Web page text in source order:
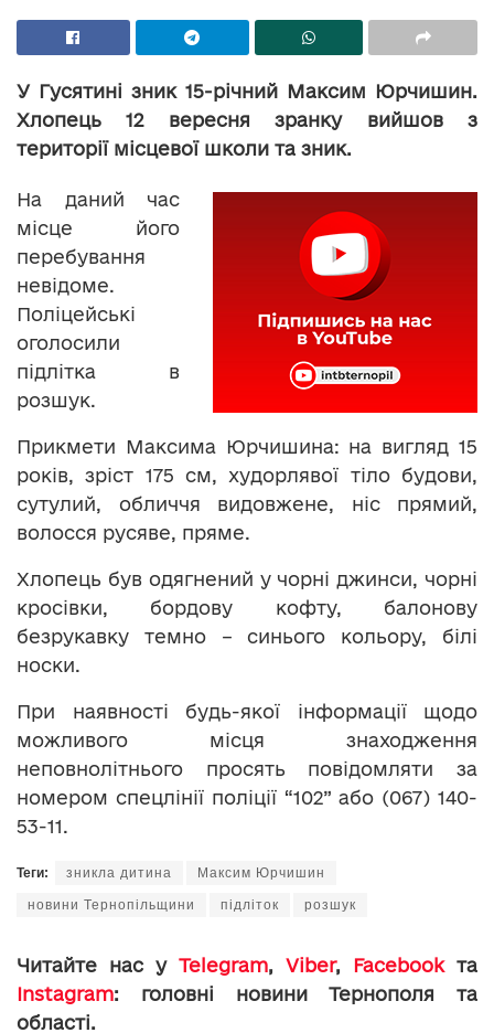
У Гусятині зник 15-річний Максим Юрчишин.
Хлопець 12 вересня зранку вийшов з
території місцевої школи та зник.
На даний час
місце його
перебування
невідоме.
Поліцейські
оголосили
підлітка в
розшук.
Прикмети Максима Юрчишина: на вигляд 15
років, зріст 175 см, худорлявої тіло будови,
сутулий, обличчя видовжене, ніс прямий,
волосся русяве, пряме.
Хлопець був одягнений у чорні джинси, чорні
кросівки, бордову кофту, балонову
безрукавку темно – синього кольору, білі
носки.
При наявності будь-якої інформації щодо
можливого місця знаходження
неповнолітнього просять повідомляти за
номером спецлінії поліції “102” або (067) 140-
53-11.
Теги: зникла дитина Максим Юрчишин
новини Тернопільщини підліток розшук
Читайте нас у Telegram, Viber, Facebookта
Instagram: головні новини Тернополя та
області.